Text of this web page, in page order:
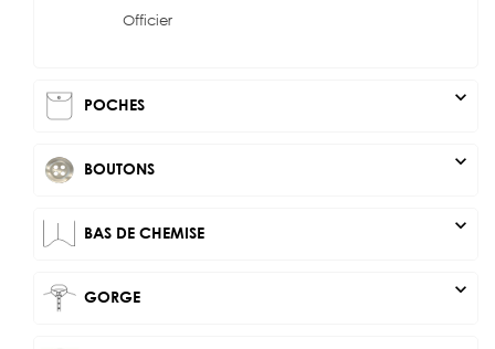
Officier
POCHES expand_more
BOUTONS expand_more
BAS DE CHEMISE expand_more
GORGE expand_more